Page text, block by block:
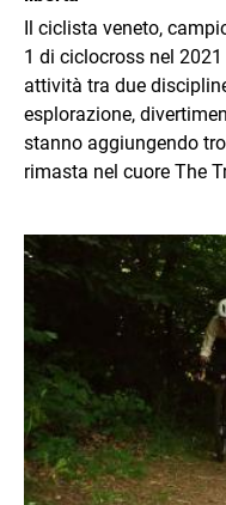
Il ciclista veneto,
1 di ciclocross nel
attività tra due
esplorazione,
stanno aggiungendo
rimasta nel cuore The
Immagine